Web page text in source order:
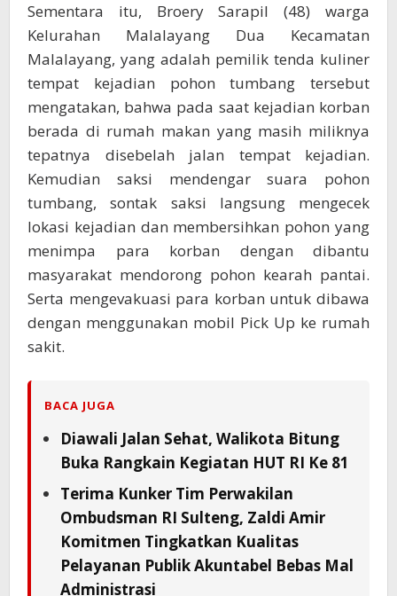
Sementara itu, Broery Sarapil (48) warga
Kelurahan Malalayang Dua Kecamatan
Malalayang, yang adalah pemilik tenda kuliner
tempat kejadian pohon tumbang tersebut
mengatakan, bahwa pada saat kejadian korban
berada di rumah makan yang masih miliknya
tepatnya disebelah jalan tempat kejadian.
Kemudian saksi mendengar suara pohon
tumbang, sontak saksi langsung mengecek
lokasi kejadian dan membersihkan pohon yang
menimpa para korban dengan dibantu
masyarakat mendorong pohon kearah pantai.
Serta mengevakuasi para korban untuk dibawa
dengan menggunakan mobil Pick Up ke rumah
sakit.
BACA JUGA
Diawali Jalan Sehat, Walikota Bitung
Buka Rangkain Kegiatan HUT RI Ke 81
Terima Kunker Tim Perwakilan
Ombudsman RI Sulteng, Zaldi Amir
Komitmen Tingkatkan Kualitas
Pelayanan Publik Akuntabel Bebas Mal
Administrasi